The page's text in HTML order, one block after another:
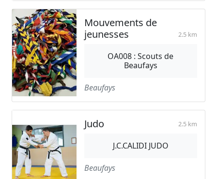
Mouvements de
jeunesses
2.5 km
OA008 : Scouts de
Beaufays
Beaufays
Judo 2.5 km
J.C.CALIDI JUDO
Beaufays